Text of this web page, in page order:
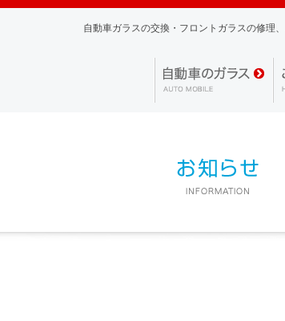
自動車ガラスの交換・フロントガラスの修理、